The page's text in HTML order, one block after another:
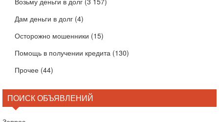
Дам деньги в долг (4)
Осторожно мошенники (15)
Помощь в получении кредита (130)
Прочее (44)
ПОИСК ОБЪЯВЛЕНИЙ